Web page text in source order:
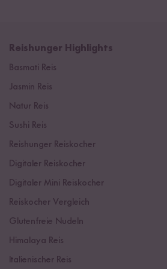
Reishunger Highlights
Basmati Reis
Jasmin Reis
Natur Reis
Sushi Reis
Reishunger Reiskocher
Digitaler Reiskocher
Digitaler Mini Reiskocher
Reiskocher Vergleich
Glutenfreie Nudeln
Himalaya Reis
Italienischer Reis